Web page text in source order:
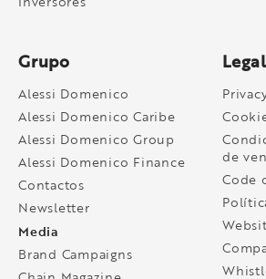
Grupo
Alessi Domenico
Alessi Domenico Caribe
Alessi Domenico Group
Alessi Domenico Finance
Contactos
Newsletter
Media
Brand Campaigns
Legal
de
Code